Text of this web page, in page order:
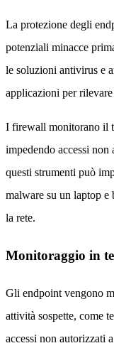
La protezione degli
potenziali minacce
le soluzioni antivirus e
applicazioni per
I firewall monitorano il
impedendo accessi
questi strumenti può
malware su un laptop e
la rete.
Monitoraggio in
Gli endpoint vengono
attività sospette, come
accessi non autorizzati